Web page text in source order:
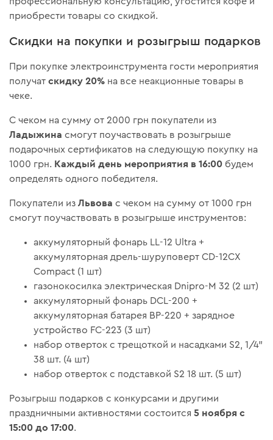
приобрести товары со скидкой.
Скидки на покупки и розыгрыш подарков
При покупке электроинструмента гости мероприятия
получат скидку 20% на все неакционные товары в
чеке.
С чеком на сумму от 2000 грн покупатели из
Ладыжинасмогут поучаствовать в розыгрыше
подарочных сертификатов на следующую покупку на
1000 грн. Каждый день мероприятия в 16:00 будем
определять одного победителя.
Покупатели изЛьвова с чеком на сумму от 1000 грн
смогут поучаствовать в розыгрыше инструментов:
аккумуляторный фонарь LL-12 Ultra +
аккумуляторная дрель-шуруповерт CD-12CX
Compact (1 шт)
газонокосилка электрическая Dnipro-M 32 (2 шт)
аккумуляторный фонарь DCL-200 +
аккумуляторная батарея BP-220 + зарядное
устройство FC-223 (3 шт)
набор отверток с трещоткой и насадками S2, 1/4"
38 шт. (4 шт)
набор отверток с подставкой S2 18 шт. (5 шт)
Розыгрыш подарков с конкурсами и другими
праздничными активностями состоится5 ноября с
15:00 до 17:00.